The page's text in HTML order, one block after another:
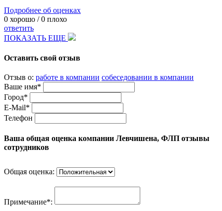
Подробнее об оценках
0 хорошо /0 плохо
ответить
ПОКАЗАТЬ ЕЩЕ
Оставить свой отзыв
Отзыв о: работе в компании собеседовании в компании
Ваше имя*
Город*
E-Mail*
Телефон
Ваша общая оценка компании Левчишена, ФЛП отзывы
сотрудников
Общая оценка:
Примечание*: